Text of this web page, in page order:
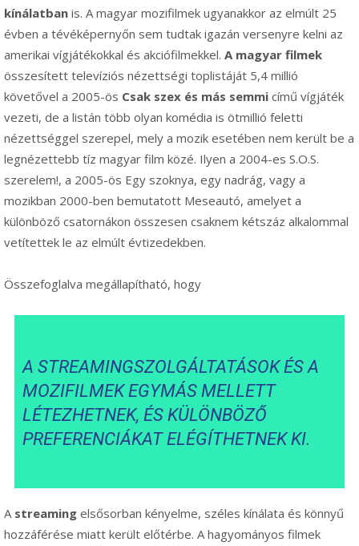
kínálatban is. A magyar mozifilmek ugyanakkor az elmúlt 25
évben a tévéképernyőn sem tudtak igazán versenyre kelni az
amerikai vígjátékokkal és akciófilmekkel. A magyar filmek
összesített televíziós nézettségi toplistáját 5,4 millió
követővel a 2005-ös Csak szex és más semmi című vígjáték
vezeti, de a listán több olyan komédia is ötmillió feletti
nézettséggel szerepel, mely a mozik esetében nem került be a
legnézettebb tíz magyar film közé. Ilyen a 2004-es S.O.S.
szerelem!, a 2005-ös Egy szoknya, egy nadrág, vagy a
mozikban 2000-ben bemutatott Meseautó, amelyet a
különböző csatornákon összesen csaknem kétszáz alkalommal
vetítettek le az elmúlt évtizedekben.
Összefoglalva megállapítható, hogy
A STREAMINGSZOLGÁLTATÁSOK ÉS A
MOZIFILMEK EGYMÁS MELLETT
LÉTEZHETNEK, ÉS KÜLÖNBÖZŐ
PREFERENCIÁKAT ELÉGÍTHETNEK KI.
Astreaming elsősorban kényelme, széles kínálata és könnyű
hozzáférése miatt került előtérbe. A hagyományos filmek